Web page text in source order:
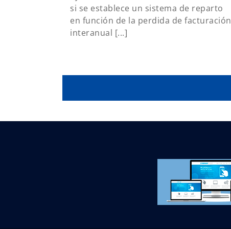
si se establece un sistema de reparto
en función de la perdida de facturación
interanual [...]